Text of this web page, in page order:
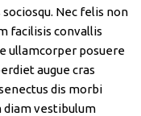
Nec felis non
facilisis convallis
ullamcorper posuere
augue cras
dis morbi
diam vestibulum